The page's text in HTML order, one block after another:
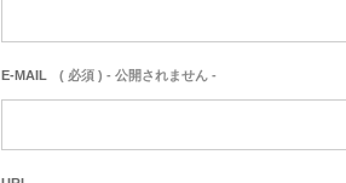
E-MAIL ( 必須 ) - 公開されません -